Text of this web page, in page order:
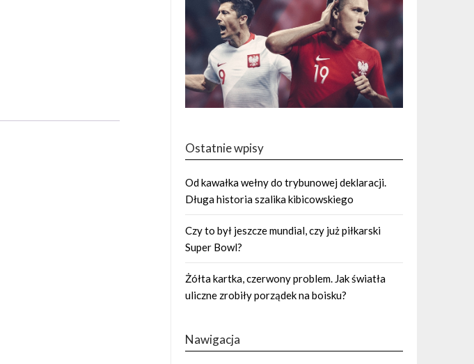
Ostatnie wpisy
Od kawałka wełny do trybunowej deklaracji.
Długa historia szalika kibicowskiego
Czy to był jeszcze mundial, czy już piłkarski
Super Bowl?
Żółta kartka, czerwony problem. Jak światła
uliczne zrobiły porządek na boisku?
Nawigacja